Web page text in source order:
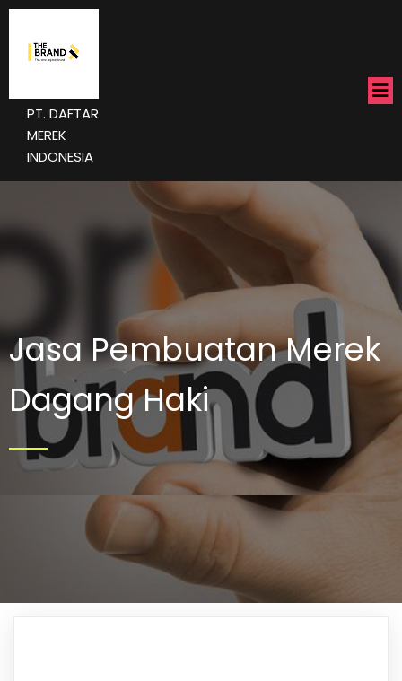
PT. DAFTAR
MEREK
INDONESIA
Jasa Pembuatan Merek
Dagang Haki